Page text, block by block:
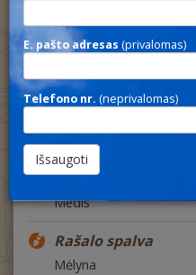
ANIMALS
Aprašymas
po 24vnt. skirtingų rūšių)
Medžiaga
Medis
Rašalo spalva
Mėlyna
E. pašto adresas (privalomas)
Telefono nr. (neprivalomas)